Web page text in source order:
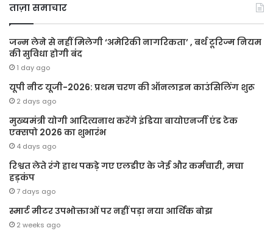
ताज़ा समाचार
जन्म लेने से नहीं मिलेगी ‘अमेरिकी नागरिकता’ , बर्थ टूरिज्म नियम
की सुविधा होगी बंद
1 day ago
यूपी नीट यूजी-2026: प्रथम चरण की ऑनलाइन काउंसिलिंग शुरू
2 days ago
मुख्यमंत्री योगी आदित्यनाथ करेंगे इंडिया बायोएनर्जी एंड टेक
एक्सपो 2026 का शुभारंभ
4 days ago
रिश्वत लेते रंगे हाथ पकड़े गए एलडीए के जेई और कर्मचारी, मचा
हड़कंप
7 days ago
स्मार्ट मीटर उपभोक्ताओं पर नहीं पड़ा नया आर्थिक बोझ
2 weeks ago